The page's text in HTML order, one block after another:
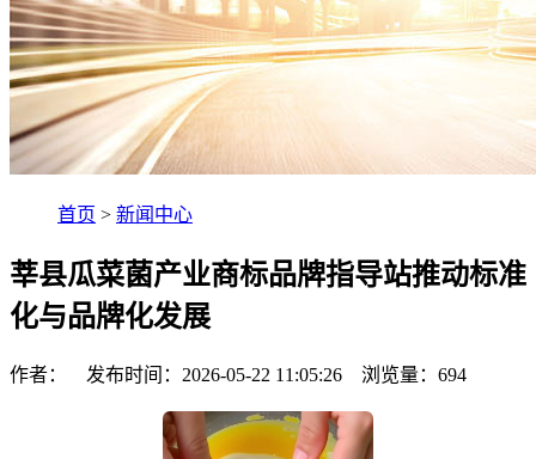
首页 > 新闻中心
莘县瓜菜菌产业商标品牌指导站推动标准
化与品牌化发展
作者： 发布时间：2026-05-22 11:05:26 浏览量： 694